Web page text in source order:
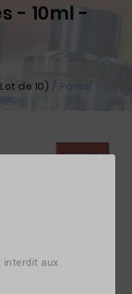
aux
- 10ml -
de 10)
Panier